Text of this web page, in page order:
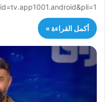
id=tv.app1001.android&pli=1 لتحميل تطبيق منصة…
أكمل القراءة »